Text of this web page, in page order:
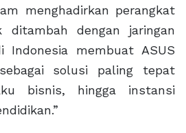
menghadirkan perangkat
ditambah dengan jaringan
Indonesia membuat ASUS
solusi paling tepat
bisnis, hingga instansi